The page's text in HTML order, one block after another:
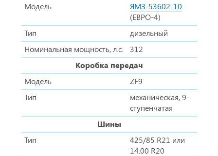
Модель
ЯМЗ-53602-10
(ЕВРО-4)
Тип
дизельный
Номинальная мощность, л.с.
312
Коробка передач
Модель
ZF9
Тип
механическая, 9-
ступенчатая
Шины
Тип
425/85 R21 или
14.00 R20